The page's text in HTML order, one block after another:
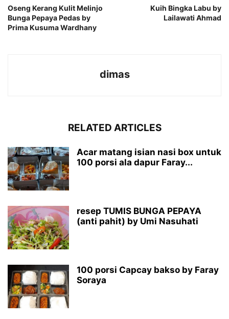
Oseng Kerang Kulit Melinjo
Bunga Pepaya Pedas by
Prima Kusuma Wardhany
Kuih Bingka Labu by
Lailawati Ahmad
dimas
RELATED ARTICLES
Acar matang isian nasi box untuk
100 porsi ala dapur Faray...
resep TUMIS BUNGA PEPAYA
(anti pahit) by Umi Nasuhati
100 porsi Capcay bakso by Faray
Soraya